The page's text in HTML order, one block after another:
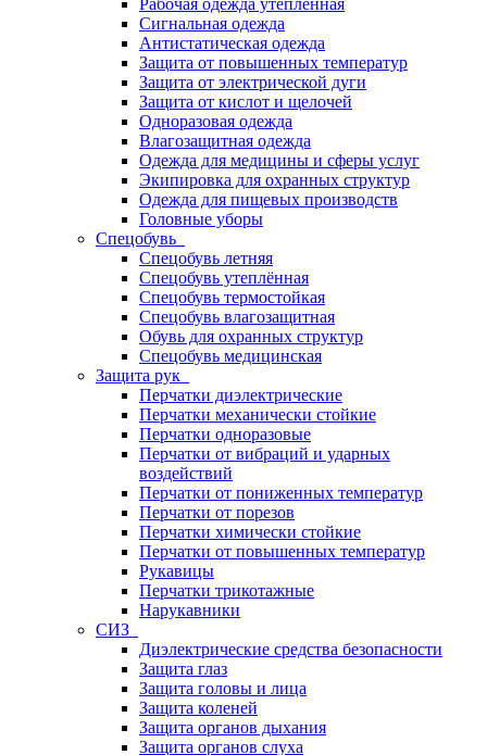
Рабочая одежда утеплённая
Сигнальная одежда
Антистатическая одежда
Защита от повышенных температур
Защита от электрической дуги
Защита от кислот и щелочей
Одноразовая одежда
Влагозащитная одежда
Одежда для медицины и сферы услуг
Экипировка для охранных структур
Одежда для пищевых производств
Головные уборы
Спецобувь
Спецобувь летняя
Спецобувь утеплённая
Спецобувь термостойкая
Спецобувь влагозащитная
Обувь для охранных структур
Спецобувь медицинская
Защита рук
Перчатки диэлектрические
Перчатки механически стойкие
Перчатки одноразовые
Перчатки от вибраций и ударных
воздействий
Перчатки от пониженных температур
Перчатки от порезов
Перчатки химически стойкие
Перчатки от повышенных температур
Рукавицы
Перчатки трикотажные
Нарукавники
СИЗ
Диэлектрические средства безопасности
Защита глаз
Защита головы и лица
Защита коленей
Защита органов дыхания
Защита органов слуха